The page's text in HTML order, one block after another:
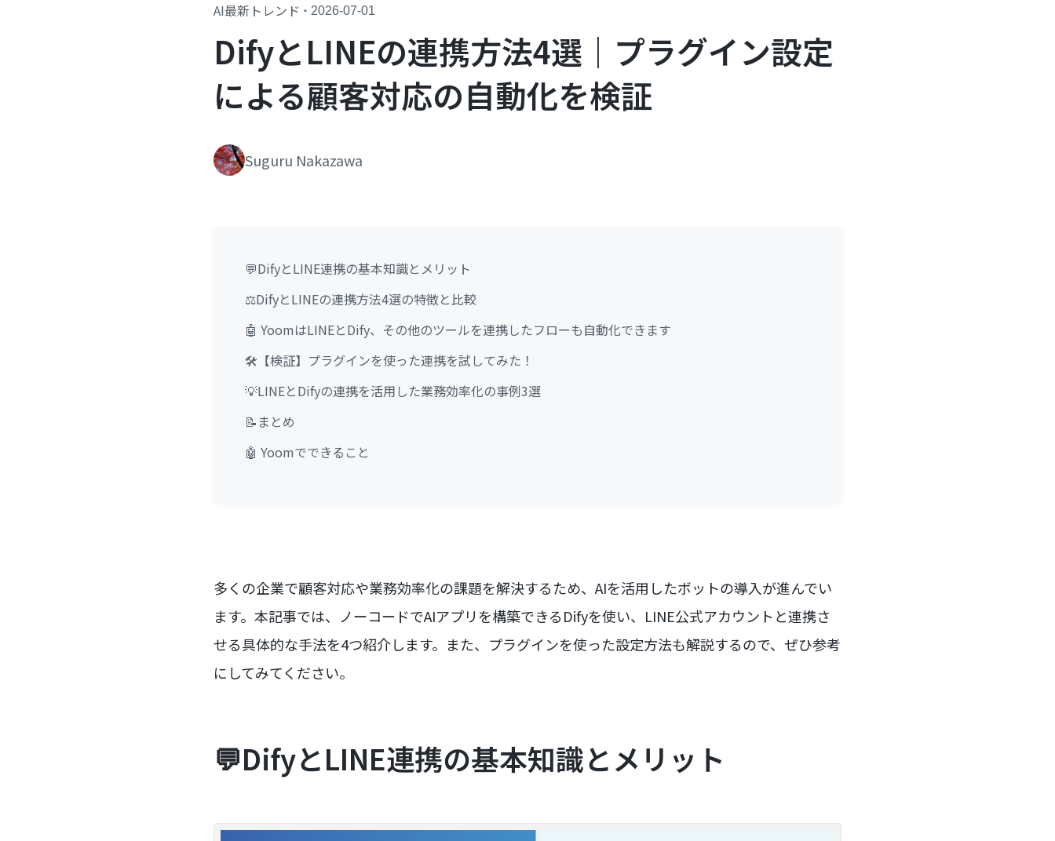
AI最新トレンド ・ 2026-07-01
DifyとLINEの連携方法4選｜プラグイン設定
による顧客対応の自動化を検証
Suguru Nakazawa
💬DifyとLINE連携の基本知識とメリット
⚖️DifyとLINEの連携方法4選の特徴と比較
🤖 YoomはLINEとDify、その他のツールを連携したフローも自動化できます
🛠️【検証】プラグインを使った連携を試してみた！
💡LINEとDifyの連携を活用した業務効率化の事例3選
📝まとめ
🤖 Yoomでできること
多くの企業で顧客対応や業務効率化の課題を解決するため、AIを活用したボットの導入が進んでい
ます。本記事では、ノーコードでAIアプリを構築できるDifyを使い、LINE公式アカウントと連携さ
せる具体的な手法を4つ紹介します。また、プラグインを使った設定方法も解説するので、ぜひ参考
にしてみてください。
💬DifyとLINE連携の基本知識とメリット